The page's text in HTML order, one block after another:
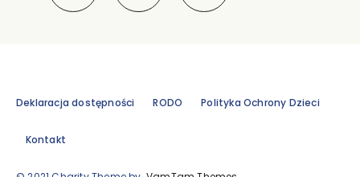
Deklaracja dostępności RODO Polityka Ochrony Dzieci
Kontakt